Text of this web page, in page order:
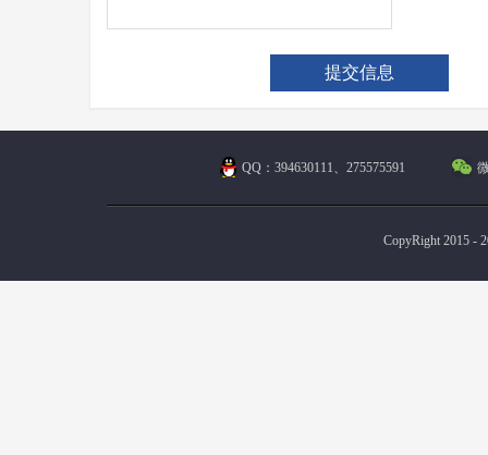
QQ：394630111、275575591
CopyRight 2015 -